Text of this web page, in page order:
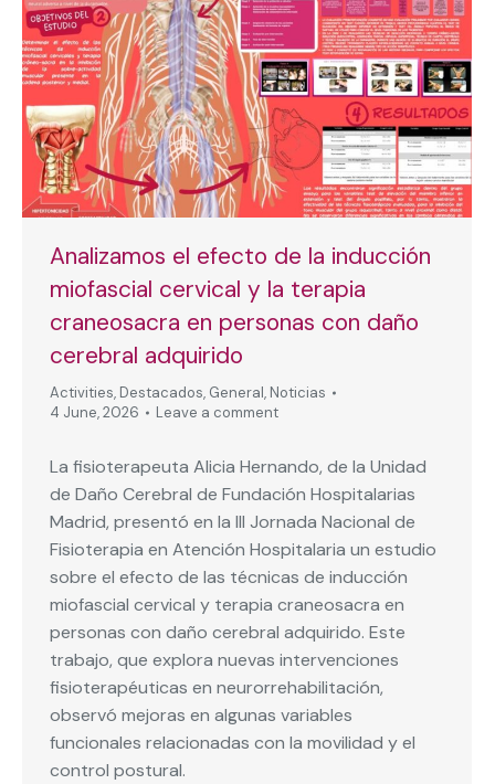
Analizamos el efecto de la inducción
miofascial cervical y la terapia
craneosacra en personas con daño
cerebral adquirido
Activities, Destacados, General, Noticias
4 June, 2026
Leave a comment
La fisioterapeuta Alicia Hernando, de la Unidad
de Daño Cerebral de Fundación Hospitalarias
Madrid, presentó en la III Jornada Nacional de
Fisioterapia en Atención Hospitalaria un estudio
sobre el efecto de las técnicas de inducción
miofascial cervical y terapia craneosacra en
personas con daño cerebral adquirido. Este
trabajo, que explora nuevas intervenciones
fisioterapéuticas en neurorrehabilitación,
observó mejoras en algunas variables
funcionales relacionadas con la movilidad y el
control postural.